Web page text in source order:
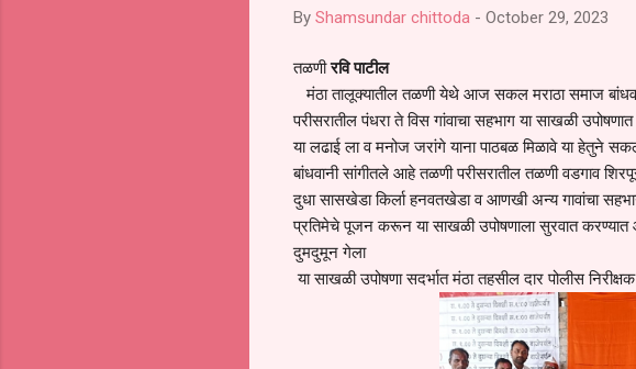
By Shamsundar chittoda - October 29, 2023
तळणीरवि पाटील
मंठा तालूक्यातील तळणी येथे आज सकल मराठा समाज
परीसरातील पंधरा ते विस गांवाचा सहभाग या साखळी
या लढाई ला व मनोज जरांगे याना पाठबळ मिळावे या हेतुने
बांधवानी सांगीतले आहे तळणी परीसरातील तळणी वडगाव
दुधा सासखेडा किर्ला हनवतखेडा व आणखी अन्य गावांचा
प्रतिमेचे पूजन करून या साखळी उपोषणाला सुरवात करण्यात
दुमदुमून गेला
या साखळी उपोषणा सदर्भात मंठा तहसील दार पोलीस